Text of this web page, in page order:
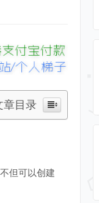
章目录
但可以创建